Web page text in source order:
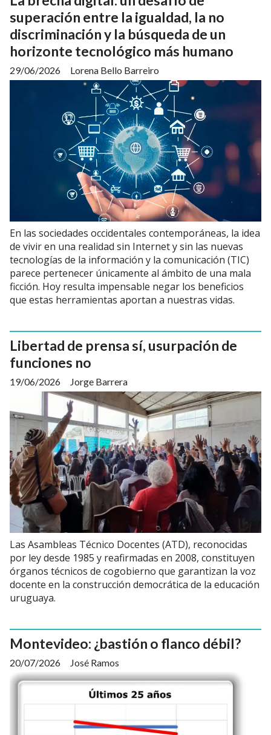
superación entre la igualdad, la no
discriminación y la búsqueda de un
horizonte tecnológico más humano
Lorena Bello Barreiro
29/06/2026
En las sociedades occidentales contemporáneas, la idea
de vivir en una realidad sin Internet y sin las nuevas
tecnologías de la información y la comunicación (TIC)
parece pertenecer únicamente al ámbito de una mala
ficción. Hoy resulta impensable negar los beneficios
que estas herramientas aportan a nuestras vidas.
Libertad de prensa sí, usurpación de
funciones no
Jorge Barrera
19/06/2026
Las Asambleas Técnico Docentes (ATD), reconocidas
por ley desde 1985 y reafirmadas en 2008, constituyen
órganos técnicos de cogobierno que garantizan la voz
docente en la construcción democrática de la educación
uruguaya.
Montevideo: ¿bastión o flanco débil?
José Ramos
20/07/2026